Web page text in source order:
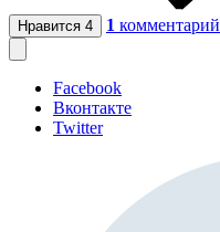
Нравится 4 1 комментарий
Facebook
Вконтакте
Twitter